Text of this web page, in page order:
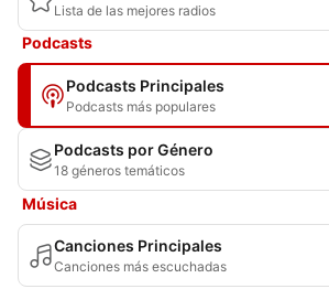
Lista de las mejores radios
Podcasts
Podcasts Principales
Podcasts más populares
Podcasts por Género
18 géneros temáticos
Música
Canciones Principales
Canciones más escuchadas